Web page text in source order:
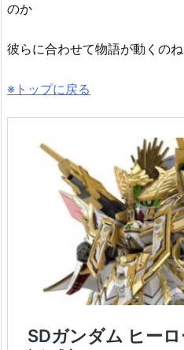
のか
彼らに合わせて物語が動くのね
※トップに戻る